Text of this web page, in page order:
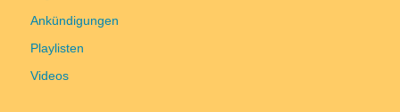
Ankündigungen
Playlisten
Videos